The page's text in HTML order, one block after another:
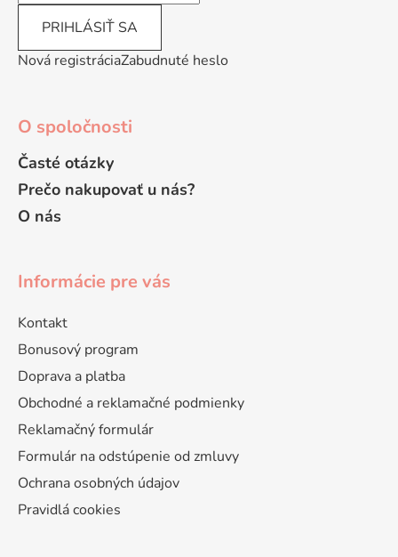
PRIHLÁSIŤ SA
Nová registráciaZabudnuté heslo
O spoločnosti
Časté otázky
Prečo nakupovať u nás?
O nás
Informácie pre vás
Kontakt
Bonusový program
Doprava a platba
Obchodné a reklamačné podmienky
Reklamačný formulár
Formulár na odstúpenie od zmluvy
Ochrana osobných údajov
Pravidlá cookies